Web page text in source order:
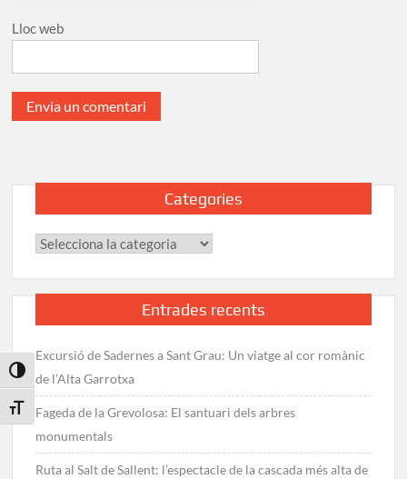
Toggle High Contrast
Toggle Font size
Lloc web
Categories
Categories
Entrades recents
Excursió de Sadernes a Sant Grau: Un viatge al cor romànic
de l’Alta Garrotxa
Fageda de la Grevolosa: El santuari dels arbres
monumentals
Ruta al Salt de Sallent: l’espectacle de la cascada més alta de